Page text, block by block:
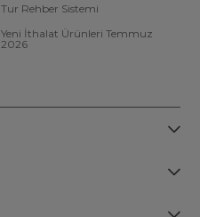
Tur Rehber Sistemi
Yeni İthalat Ürünleri Temmuz
2026